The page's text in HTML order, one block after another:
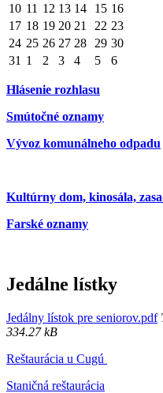
10 11 12 13 14 15 16
17 18 19 20 21 22 23
24 25 26 27 28 29 30
31 1 2 3 4 5 6
Hlásenie rozhlasu
Smútočné oznamy
Vývoz komunálneho odpadu
Kultúrny dom, kinosála,
Farské oznamy
Jedálne lístky
Jedálny lístok pre seniorov.pdf
334.27 kB
Reštaurácia u Cugú
Staničná reštaurácia